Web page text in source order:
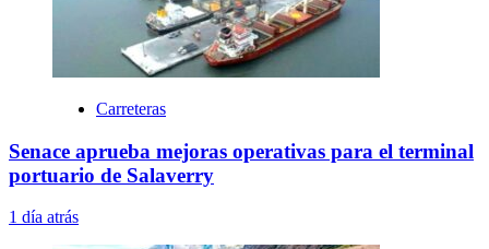
Carreteras
Senace aprueba mejoras operativas para el terminal
portuario de Salaverry
1 día atrás